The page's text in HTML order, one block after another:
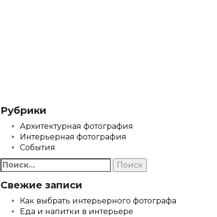
Рубрики
Архитектурная фотография
Интерьерная фотография
События
Найти:
Свежие записи
Как выбрать интерьерного фотографа
Еда и напитки в интерьере